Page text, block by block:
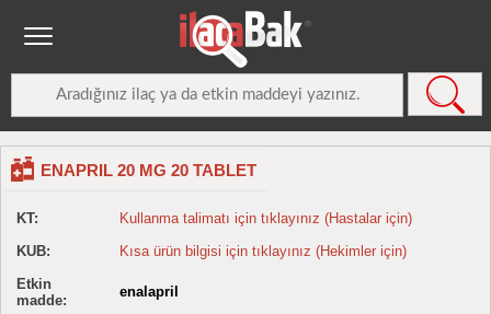
ENAPRIL 20 MG 20 TABLET
KT:
Kullanma talimatı için tıklayınız (Hastalar için)
KUB:
Kısa ürün bilgisi için tıklayınız (Hekimler için)
Etkin
madde:
enalapril